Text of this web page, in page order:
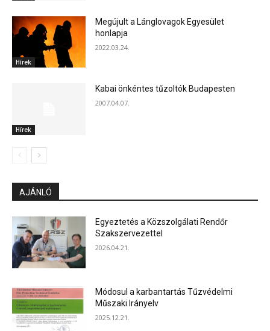
Hírek
Megújult a Lánglovagok Egyesület
honlapja
2022.03.24.
Hírek
Kabai önkéntes tűzoltók Budapesten
2007.04.07.
AJÁNLÓ
Egyeztetés a Közszolgálati Rendőr
Szakszervezettel
2026.04.21.
Módosul a karbantartás Tűzvédelmi
Műszaki Irányelv
2025.12.21.